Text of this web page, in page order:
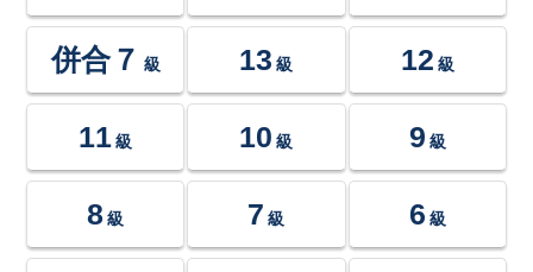
併合７ 級 13 級 12 級
11 級 10 級 9 級
8 級 7 級 6 級